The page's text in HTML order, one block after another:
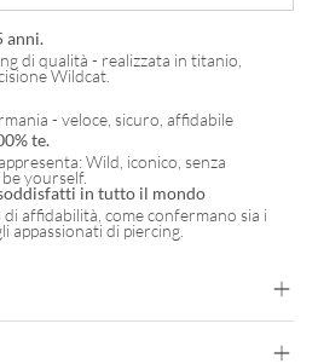
anni.
di qualità - realizzata in titanio,
Wildcat.
- veloce, sicuro, affidabile
te.
Wild, iconico, senza
yourself.
in tutto il mondo
affidabilità, come confermano sia i
appassionati di piercing.